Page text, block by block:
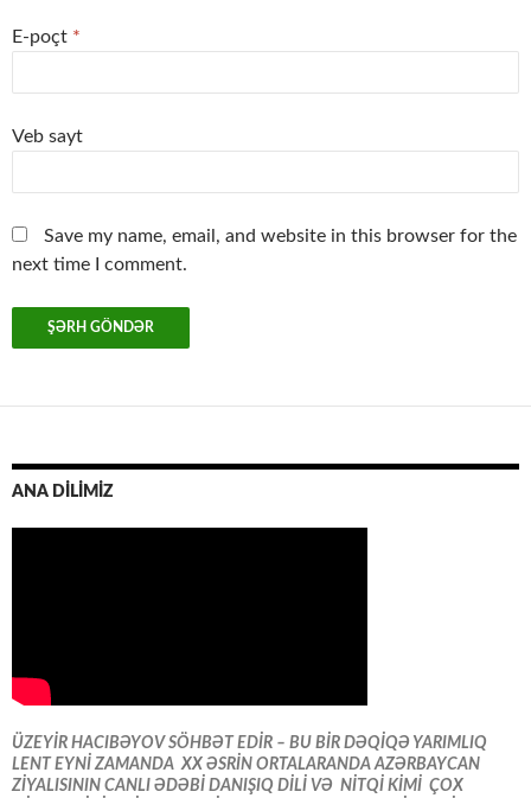
E-poçt *
Veb sayt
Save my name, email, and website in this browser for the
next time I comment.
ANA DİLİMİZ
ÜZEYİR HACIBƏYOV SÖHBƏT EDİR – BU BİR DƏQİQƏ YARIMLIQ
LENT EYNİ ZAMANDA XX ƏSRİN ORTALARANDA AZƏRBAYCAN
ZİYALISININ CANLI ƏDƏBİ DANIŞIQ DİLİ VƏ NİTQİ KİMİ ÇOX